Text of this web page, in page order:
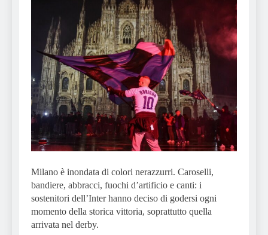
Milano è inondata di colori nerazzurri. Caroselli,
bandiere, abbracci, fuochi d’artificio e canti: i
sostenitori dell’Inter hanno deciso di godersi ogni
momento della storica vittoria, soprattutto quella
arrivata nel derby.